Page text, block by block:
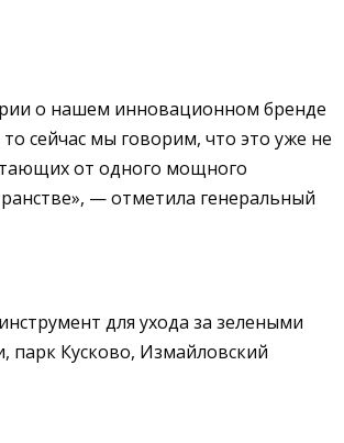
о нашем инновационном бренде
сейчас мы говорим, что это уже не
от одного мощного
— отметила генеральный
для ухода за зелеными
парк Кусково, Измайловский